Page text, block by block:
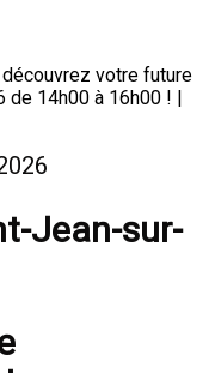
votre future
de 14h00 à 16h00 ! |
Jean-sur-